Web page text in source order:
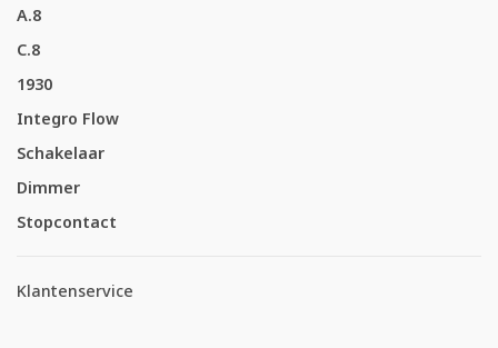
A.8
C.8
1930
Integro Flow
Schakelaar
Dimmer
Stopcontact
Klantenservice